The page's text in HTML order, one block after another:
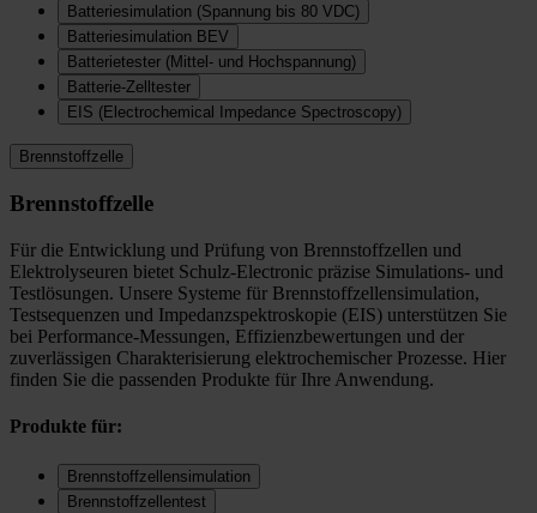
Batteriesimulation (Spannung bis 80 VDC)
Batteriesimulation BEV
Batterietester (Mittel- und Hochspannung)
Batterie-Zelltester
EIS (Electrochemical Impedance Spectroscopy)
Brennstoffzelle
Brennstoffzelle
Für die Entwicklung und Prüfung von Brennstoffzellen und
Elektrolyseuren bietet Schulz-Electronic präzise Simulations- und
Testlösungen. Unsere Systeme für Brennstoffzellensimulation,
Testsequenzen und Impedanzspektroskopie (EIS) unterstützen Sie
bei Performance-Messungen, Effizienzbewertungen und der
zuverlässigen Charakterisierung elektrochemischer Prozesse. Hier
finden Sie die passenden Produkte für Ihre Anwendung.
Produkte für:
Brennstoffzellensimulation
Brennstoffzellentest